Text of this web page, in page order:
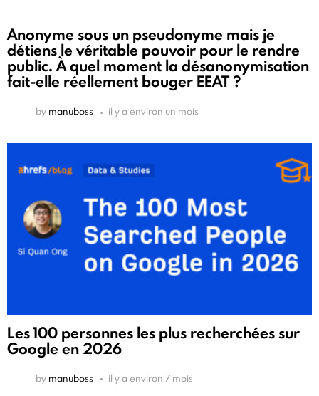
Anonyme sous un pseudonyme mais je
détiens le véritable pouvoir pour le rendre
public. À quel moment la désanonymisation
fait-elle réellement bouger EEAT ?
by manuboss il y a environ un mois
Les 100 personnes les plus recherchées sur
Google en 2026
by manuboss il y a environ 7 mois